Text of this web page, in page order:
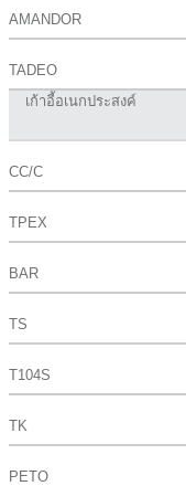
AMANDOR
TADEO
เก้าอี้อเนกประสงค์
CC/C
TPEX
BAR
TS
T104S
TK
PETO